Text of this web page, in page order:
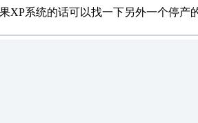
XP系统的话可以找一下另外一个停产